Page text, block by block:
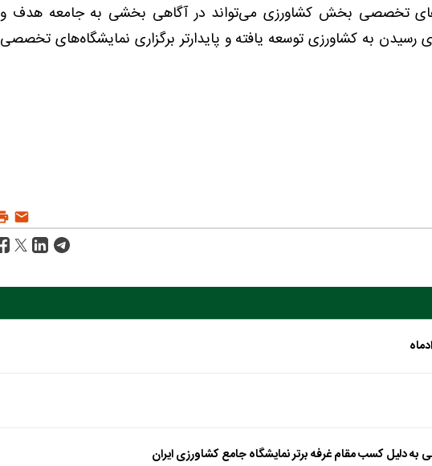
تخصصی بخش کشاورزی می‌تواند در آگاهی بخشی به جامعه هدف و
رسیدن به کشاورزی توسعه یافته و پایدارتر برگزاری نمایشگاه‌های تخصصی
به دلیل کسب مقام غرفه برتر نمایشگاه جامع کشاورزی ایران